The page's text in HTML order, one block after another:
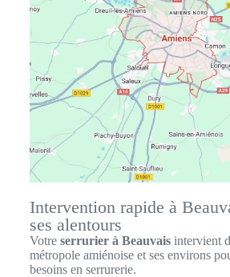
Intervention rapide à
ses alentours
Votre serrurier à Beauvais intervient
métropole amiénoise et ses environs
besoins en serrurerie.